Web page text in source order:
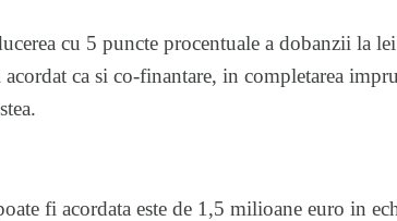
cu 5 puncte procentuale a dobanzii la
ca si co-finantare, in completarea
fi acordata este de 1,5 milioane euro in